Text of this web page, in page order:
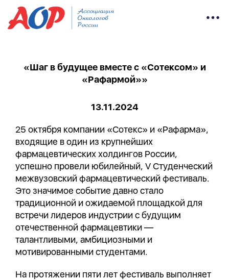
«Шаг в будущее вместе с «Сотексом» и
«Рафармой»»
13.11.2024
25 октября компании «Сотекс» и «Рафарма»,
входящие в один из крупнейших
фармацевтических холдингов России,
успешно провели юбилейный, V Студенческий
межвузовский фармацевтический фестиваль.
Это значимое событие давно стало
традиционной и ожидаемой площадкой для
встречи лидеров индустрии с будущим
отечественной фармацевтики —
талантливыми, амбициозными и
мотивированными студентами.
На протяжении пяти лет фестиваль выполняет